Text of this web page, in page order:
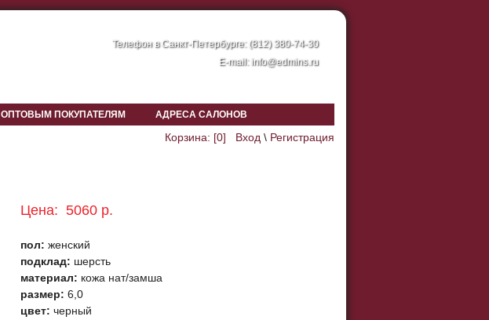
Телефон в Санкт-Петербурге: (812) 380-74-30
E-mail: info@edmins.ru
ОПТОВЫМ ПОКУПАТЕЛЯМ АДРЕСА САЛОНОВ
Корзина: [0] Вход \ Регистрация
Цена: 5060 р.
пол: женский
подклад: шерсть
материал: кожа нат/замша
размер: 6,0
цвет: черный